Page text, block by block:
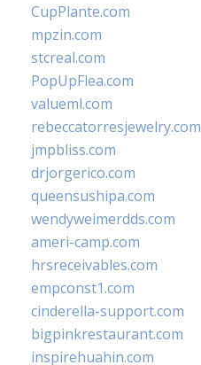
CupPlante.com
mpzin.com
stcreal.com
PopUpFlea.com
valueml.com
rebeccatorresjewelry.com
jmpbliss.com
drjorgerico.com
queensushipa.com
wendyweimerdds.com
ameri-camp.com
hrsreceivables.com
empconst1.com
cinderella-support.com
bigpinkrestaurant.com
inspirehuahin.com